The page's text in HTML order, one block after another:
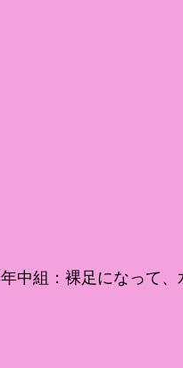
年中組：裸足になって、